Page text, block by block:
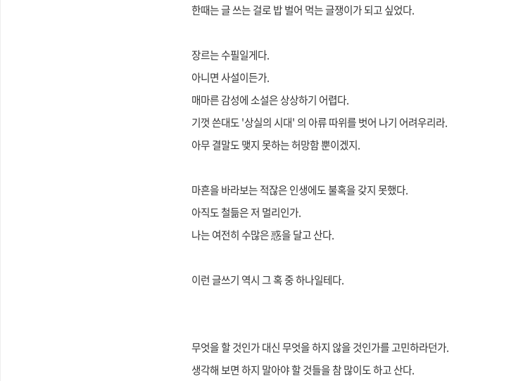
한때는 글 쓰는 걸로 밥 벌어 먹는 글쟁이가 되고 싶었다.
장르는 수필일게다.
아니면 사설이든가.
매마른 감성에 소설은 상상하기 어렵다.
기껏 쓴대도 '상실의 시대' 의 아류 따위를 벗어 나기 어려우리라.
아무 결말도 맺지 못하는 허망함 뿐이겠지.
마흔을 바라보는 적잖은 인생에도 불혹을 갖지 못했다.
아직도철듦은 저 멀리인가.
나는 여전히 수많은 惑을 달고 산다.
이런 글쓰기 역시 그 혹 중 하나일테다.
무엇을 할 것인가 대신 무엇을 하지 않을 것인가를 고민하라던가.
생각해 보면 하지 말아야 할 것들을 참 많이도 하고 산다.